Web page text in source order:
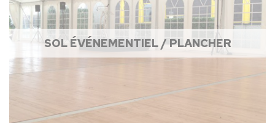
SOL ÉVÉNEMENTIEL / PLANCHER